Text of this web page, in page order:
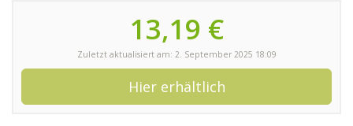
13,19 €
Zuletzt aktualisiert am: 2. September 2025 18:09
Hier erhältlich